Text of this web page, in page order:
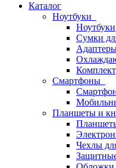
Каталог
Ноутбуки
Ноутбуки
Сумки
Смартфоны
Планшеты и
Чехлы